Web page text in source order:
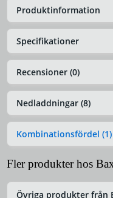
Produktinformation
Specifikationer
Recensioner (0)
Nedladdningar (8)
Kombinationsfördel (1)
Fler produkter hos
Övriga produkter från